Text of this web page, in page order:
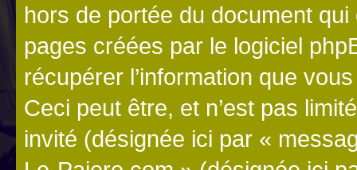
hors de portée du document
pages créées par le logiciel
récupérer l’information que
Ceci peut être, et n’est pas
invité (désignée ici par «